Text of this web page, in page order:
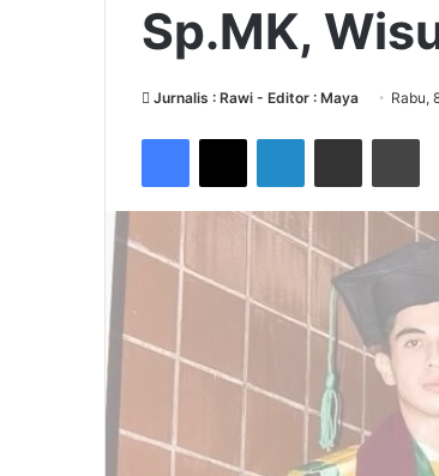
Sp.MK,
Jurnalis : Rawi - Editor : Maya Rabu,